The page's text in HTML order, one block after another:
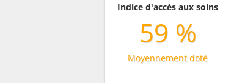
Indice d'accès aux soins
59 %
Moyennement doté